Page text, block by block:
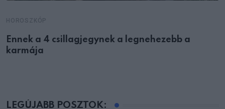
Ennek a 4 csillagjegynek a legnehezebb a
karmája
LEGÚJABB POSZTOK: